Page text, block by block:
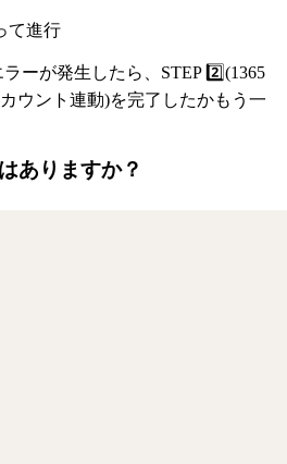
て進行
ーが発生したら、STEP 2️⃣(1365
ウント連動)を完了したかもう一
ありますか？